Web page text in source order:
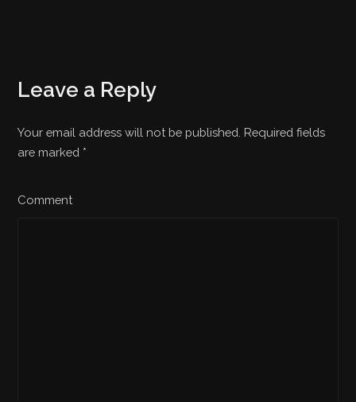
Leave a Reply
Your email address will not be published. Required fields
are marked *
Comment